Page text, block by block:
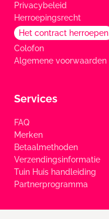
Privacybeleid
Herroepingsrecht
Het contract herroepen
Colofon
Algemene voorwaarden
Services
FAQ
Merken
Betaalmethoden
Verzendingsinformatie
Tuin Huis handleiding
Partnerprogramma